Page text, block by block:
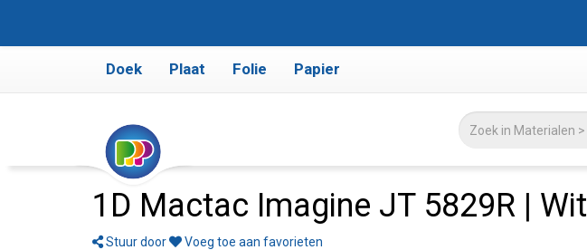
Doek Plaat Folie Papier
1D Mactac Imagine JT 5829R | Wit
Stuur door Voeg toe aan favorieten